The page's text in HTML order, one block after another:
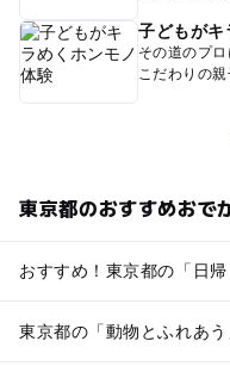
子どもがキ
その道のプ
こだわりの
東京都のおすすめおで
おすすめ！東京都の「日
東京都の「動物とふれあう